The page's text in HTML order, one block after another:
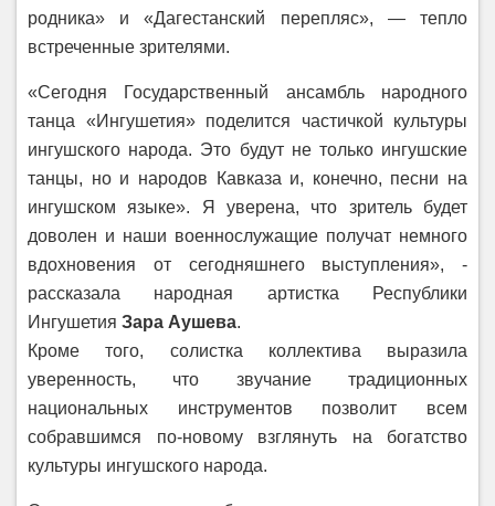
родника» и «Дагестанский перепляс», — тепло
встреченные зрителями.
«Сегодня Государственный ансамбль народного
танца «Ингушетия» поделится частичкой культуры
ингушского народа. Это будут не только ингушские
танцы, но и народов Кавказа и, конечно, песни на
ингушском языке». Я уверена, что зритель будет
доволен и наши военнослужащие получат немного
вдохновения от сегодняшнего выступления», -
рассказала народная артистка Республики
Ингушетия Зара Аушева.
Кроме того, солистка коллектива выразила
уверенность, что звучание традиционных
национальных инструментов позволит всем
собравшимся по‑новому взглянуть на богатство
культуры ингушского народа.